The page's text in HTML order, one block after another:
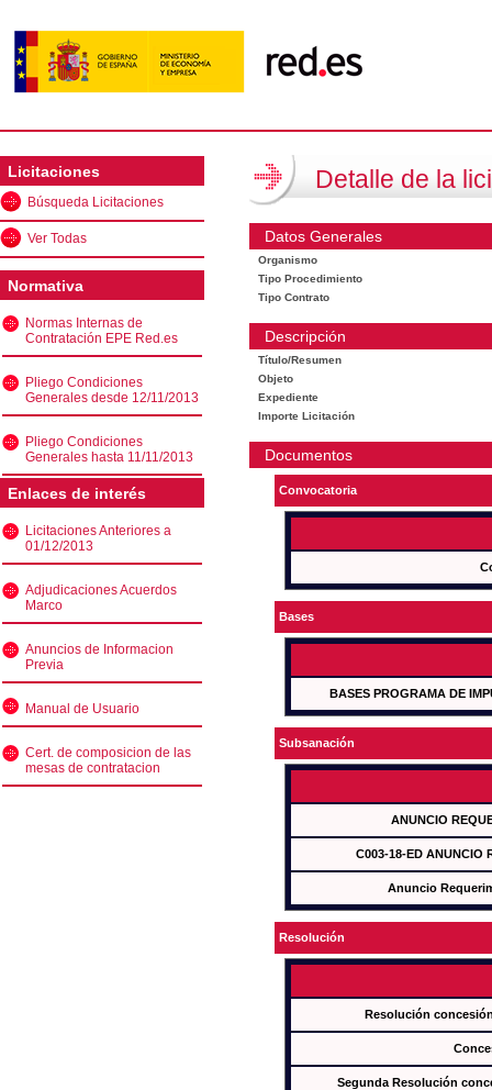
Licitaciones
Búsqueda Licitaciones
Ver Todas
Normativa
Normas Internas de
Contratación EPE Red.es
Pliego Condiciones
Generales desde 12/11/2013
Pliego Condiciones
Generales hasta 11/11/2013
Enlaces de interés
Licitaciones Anteriores a
01/12/2013
Adjudicaciones Acuerdos
Marco
Anuncios de Informacion
Previa
Manual de Usuario
Cert. de composicion de las
mesas de contratacion
Detalle de la
Datos Generales
Organismo
Tipo Procedimiento
Tipo Contrato
Descripción
Título/Resumen
Objeto
Expediente
Importe Licitación
Documentos
Convocatoria
Bases
BASES PROGRAMA DE
Subsanación
ANUNCIO
C003-18-ED ANUNCIO
Anuncio
Resolución
Resolución
Segunda Resolución